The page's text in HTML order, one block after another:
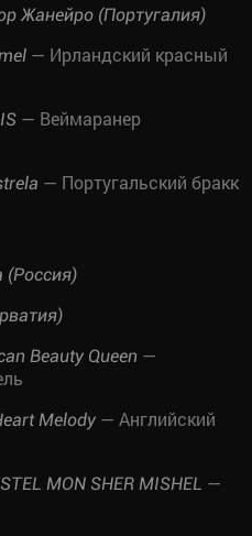
Жанейро (Португалия)
— Ирландский красный
— Веймаранер
— Португальский бракк
(Россия)
Beauty Queen —
Melody — Английский
MON SHER MISHEL —